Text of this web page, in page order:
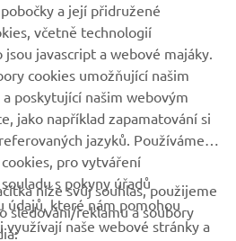
LUNA ROSSA
a její přidružené
včetně technologií
jsou javascript a webové majáky.
cookies umožňující našim
poskytující našim webovým
jako například zapamatování si
jazyků. Používáme
pro vytváření
s pokyny úřadů
údajů, které nám pomohou
využívají naše webové stránky a
níže svůj souhlas, použijeme
sledování/reklamu a soubory